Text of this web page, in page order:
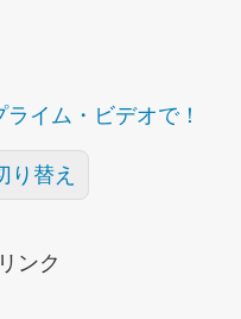
イム・ビデオで！
り替え
ンク